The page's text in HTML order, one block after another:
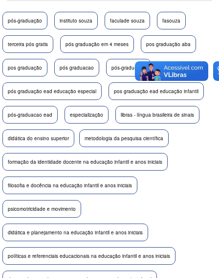
pós-graduação instituto souza faculade souza fasouza
terceira pós gratis pós graduação em 4 meses pos graduação aba
pos graduação pós graduacao pós-graduação
pós graduação ead educação especial pos graduação ead educação infantil
pós-graduacao ead especialização libras - língua brasileira de sinais
didática do ensino superior metodologia da pesquisa científica
formação da identidade docente na educação infantil e anos iniciais
filosofia e docência na educação infantil e anos iniciais
psicomotricidade e movimento
didática e planejamento na educação infantil e anos iniciais
políticas e referenciais educacionais na educação infantil e anos iniciais